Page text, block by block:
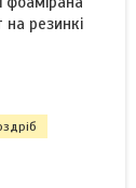
резинкі